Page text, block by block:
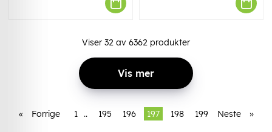
Viser 32 av 6362 produkter
Vis mer
« Forrige 1 .. 195 196 197 198 199 Neste »